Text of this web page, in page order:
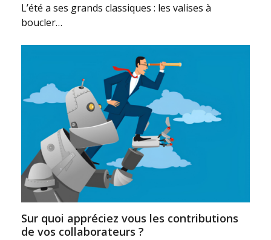
L’été a ses grands classiques : les valises à
boucler…
Sur quoi appréciez vous les contributions
de vos collaborateurs ?